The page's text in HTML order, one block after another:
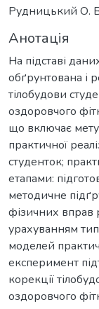
Рудницький О.
Анотація
На підставі
обґрунтована і
тілобудови
оздоровчого
що включає
практичної
студенток;
етапами:
методичне
фізичних вправ
урахуванням
моделей
експеримент
корекції
оздоровчого